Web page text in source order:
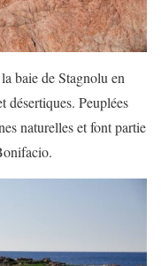
baie de Stagnolu en
désertiques. Peuplées
naturelles et font partie